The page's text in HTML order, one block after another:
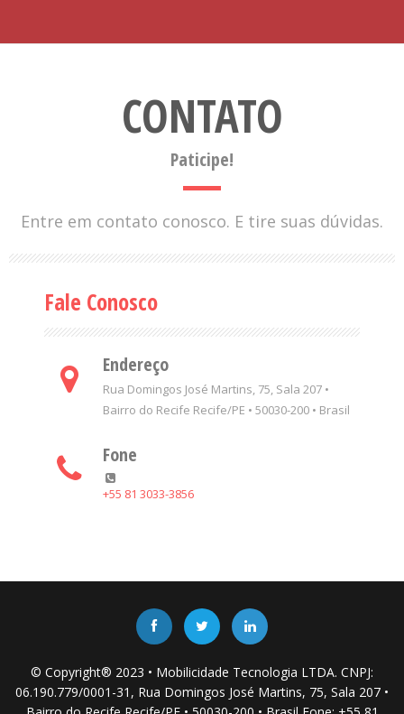
CONTATO
Paticipe!
Entre em contato conosco. E tire suas dúvidas.
Fale Conosco
Endereço
Rua Domingos José Martins, 75, Sala 207 •
Bairro do Recife Recife/PE • 50030-200 • Brasil
Fone
+55 81 3033-3856
© Copyright® 2023 • Mobilicidade Tecnologia LTDA. CNPJ:
06.190.779/0001-31, Rua Domingos José Martins, 75, Sala 207 •